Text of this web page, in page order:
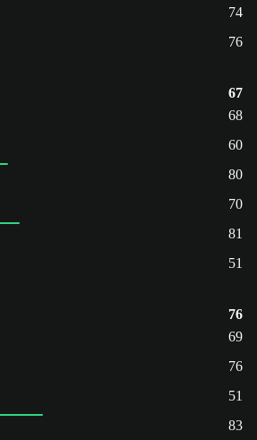
74
76
67
68
60
80
70
81
51
76
69
76
51
83